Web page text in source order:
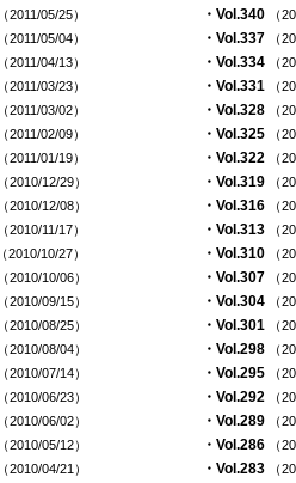
（2011/05/25） ・Vol.340 （
（2011/05/04） ・Vol.337 （
（2011/04/13） ・Vol.334 （
（2011/03/23） ・Vol.331 （
（2011/03/02） ・Vol.328 （
（2011/02/09） ・Vol.325 （
（2011/01/19） ・Vol.322 （
（2010/12/29） ・Vol.319 （
（2010/12/08） ・Vol.316 （
（2010/11/17） ・Vol.313 （
（2010/10/27） ・Vol.310 （
（2010/10/06） ・Vol.307 （
（2010/09/15） ・Vol.304 （
（2010/08/25） ・Vol.301 （
（2010/08/04） ・Vol.298 （
（2010/07/14） ・Vol.295 （
（2010/06/23） ・Vol.292 （
（2010/06/02） ・Vol.289 （
（2010/05/12） ・Vol.286 （
（2010/04/21） ・Vol.283 （